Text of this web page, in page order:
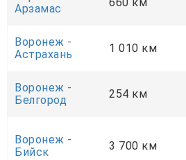
Арзамас
660 км
Воронеж -
Астрахань
1 010 км
Воронеж -
Белгород
254 км
Воронеж -
Бийск
3 700 км